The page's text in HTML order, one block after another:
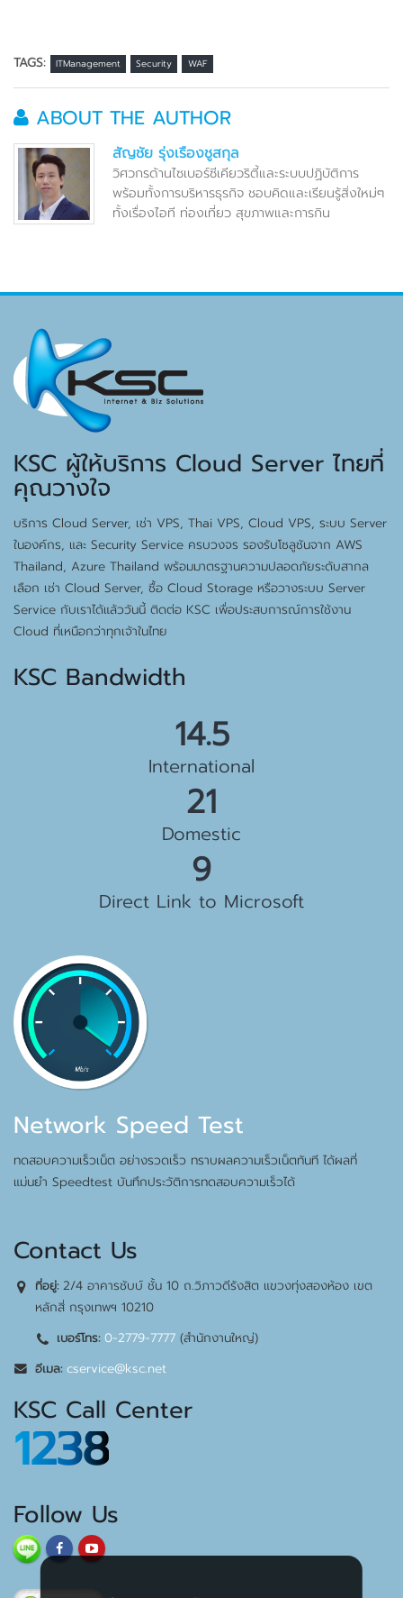
TAGS: ITManagement Security WAF
ABOUT THE AUTHOR
สัญชัย รุ่งเรืองชูสกุล
วิศวกรด้านไซเบอร์ซีเคียวริตี้และระบบปฏิบัติการ
พร้อมทั้งการบริหารธุรกิจ ชอบคิดและเรียนรู้สิ่งใหม่ๆ
ทั้งเรื่องไอที ท่องเที่ยว สุขภาพและการกิน
KSC ผู้ให้บริการ Cloud Server ไทยที่
คุณวางใจ
บริการ Cloud Server, เช่า VPS, Thai VPS, Cloud VPS, ระบบ Server
ในองค์กร, และ Security Service ครบวงจร รองรับโซลูชันจาก AWS
Thailand, Azure Thailand พร้อมมาตรฐานความปลอดภัยระดับสากล
เลือก เช่า Cloud Server, ซื้อ Cloud Storage หรือวางระบบ Server
Service กับเราได้แล้ววันนี้ ติดต่อ KSC เพื่อประสบการณ์การใช้งาน
Cloud ที่เหนือกว่าทุกเจ้าในไทย
KSC Bandwidth
15.5 Gbps
International
23 Gbps
Domestic
10 Gbps
Direct Link to Microsoft
Network Speed Test
ทดสอบความเร็วเน็ต อย่างรวดเร็ว ทราบผลความเร็วเน็ตทันที ได้ผลที่
แม่นยำ Speedtest บันทึกประวัติการทดสอบความเร็วได้
Contact Us
ที่อยู่:2/4 อาคารชับบ์ ชั้น 10 ถ.วิภาวดีรังสิต แขวงทุ่งสองห้อง เขต
หลักสี่ กรุงเทพฯ 10210
เบอร์โทร: 0-2779-7777 (สำนักงานใหญ่)
อีเมล: cservice@ksc.net
KSC Call Center
1238
Follow Us